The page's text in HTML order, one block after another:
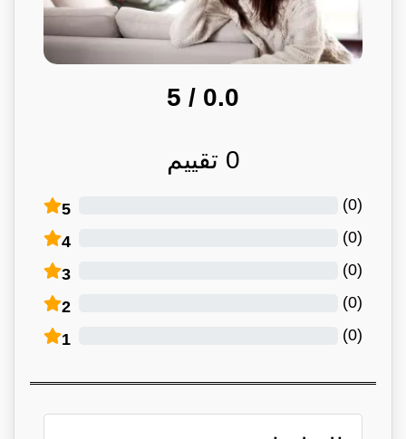
0.0
/ 5
0 تقييم
5 (
0
)
4 (
0
)
3 (
0
)
2 (
0
)
1 (
0
)